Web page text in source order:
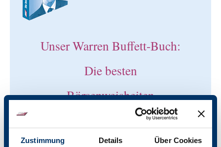
Zustimmung Details Über Cookies
Unser Warren Buffett-Buch:
Die besten
Börsenweisheiten
Vorname